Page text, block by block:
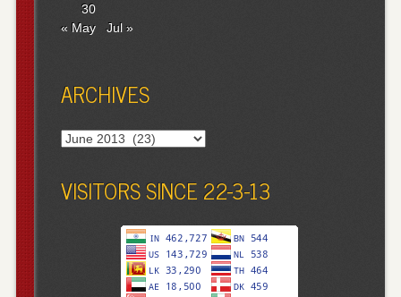
30
« May
Jul »
ARCHIVES
Archives
VISITORS SINCE 22-3-13